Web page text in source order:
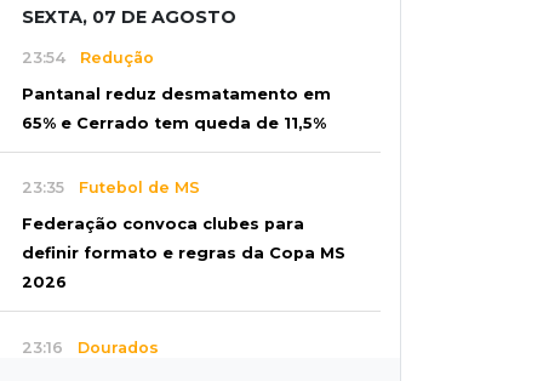
SEXTA, 07 DE AGOSTO
23:54 Redução
Pantanal reduz desmatamento em
65% e Cerrado tem queda de 11,5%
23:35 Futebol de MS
Federação convoca clubes para
definir formato e regras da Copa MS
2026
23:16 Dourados